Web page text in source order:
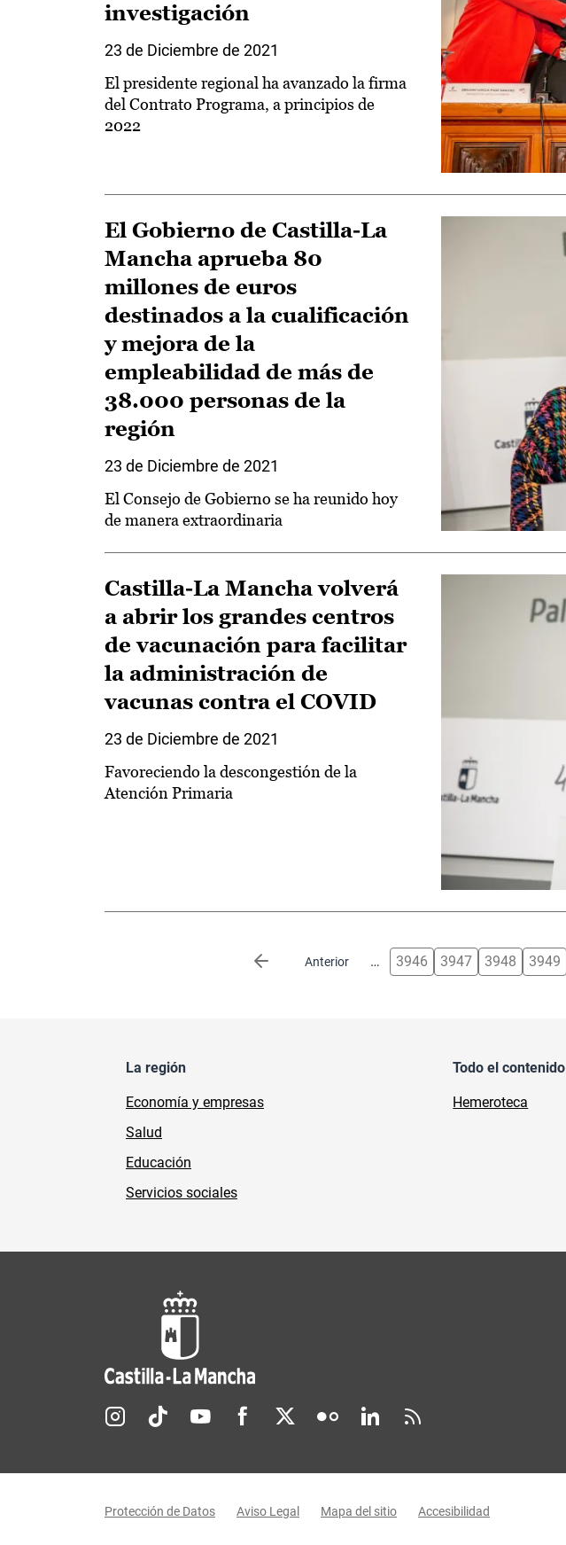
investigación
23 de Diciembre de 2021
El presidente regional ha avanzado la firma
del Contrato Programa, a principios de
2022
El Gobierno de Castilla-La
Mancha aprueba 80
millones de euros
destinados a la cualificación
y mejora de la
empleabilidad de más de
38.000 personas de la
región
23 de Diciembre de 2021
El Consejo de Gobierno se ha reunido hoy
de manera extraordinaria
Castilla-La Mancha volverá
a abrir los grandes centros
de vacunación para facilitar
la administración de
vacunas contra el COVID
23 de Diciembre de 2021
Favoreciendo la descongestión de la
Atención Primaria
Anterior
Página anterior … 3946 3947 3948 3949
La región
Economía y empresas
Salud
Educación
Servicios sociales
Todo el contenido
Hemeroteca
Redes sociales JCCM
Protección de Datos Aviso Legal Mapa del sitio Accesibilidad